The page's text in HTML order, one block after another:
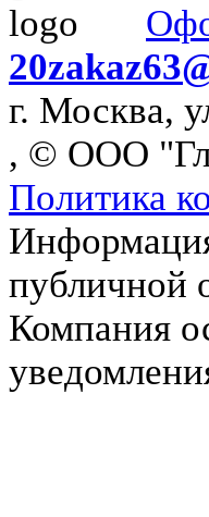
20
г. Москва,
, © ООО
Политика
публичной
Компания